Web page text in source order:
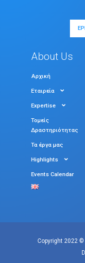
About Us
Αρχική
Εταιρεία
Expertise
Τομείς
Δραστηριότητας
Τα έργα μας
Highlights
Events Calendar
Copyright 2022 ©